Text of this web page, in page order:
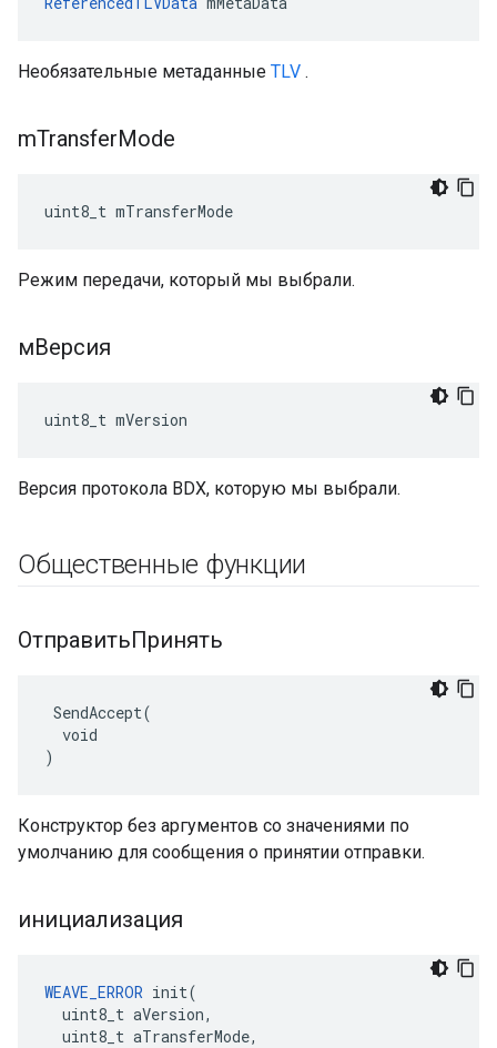
Необязательные метаданные TLV .
mTransferMode
uint8_t mTransferMode
Режим передачи, который мы выбрали.
мВерсия
uint8_t mVersion
Версия протокола BDX, которую мы выбрали.
Общественные функции
ОтправитьПринять
SendAccept(
  void
)
Конструктор без аргументов со значениями по
умолчанию для сообщения о принятии отправки.
инициализация
WEAVE_ERROR init(
  uint8_t aVersion,
  uint8_t aTransferMode,